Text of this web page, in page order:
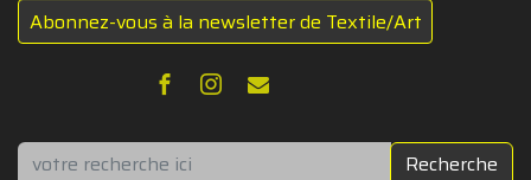
Abonnez-vous à la newsletter de Textile/Art
Rechercher Recherche